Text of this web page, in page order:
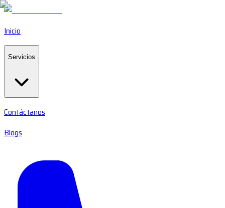
Inicio
Servicios
Contáctanos
Blogs